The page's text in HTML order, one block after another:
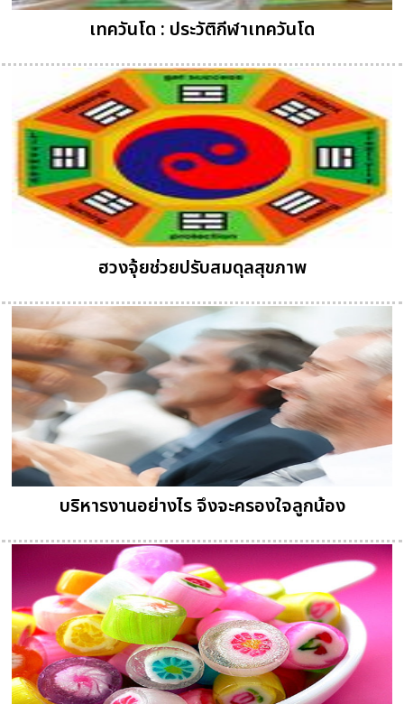
เทควันโด : ประวัติกีฬาเทควันโด
ฮวงจุ้ยช่วยปรับสมดุลสุขภาพ
บริหารงานอย่างไร จึงจะครองใจลูกน้อง